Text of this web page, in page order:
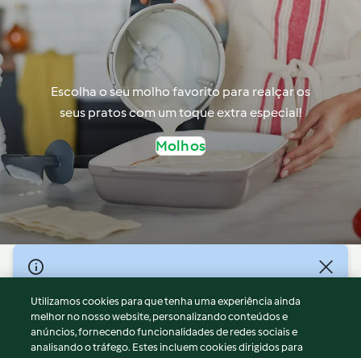
Escolha o seu molho favorito para realçar os
seus pratos com um toque extra especial!
Molhos
© Copyright 2026
Termos de Utilização
Aviso sobre Proteção de Dados
Aviso
Utilizamos cookies para que tenha uma experiência ainda
melhor no nosso website, personalizando conteúdos e
anúncios, fornecendo funcionalidades de redes sociais e
analisando o tráfego. Estes incluem cookies dirigidos para